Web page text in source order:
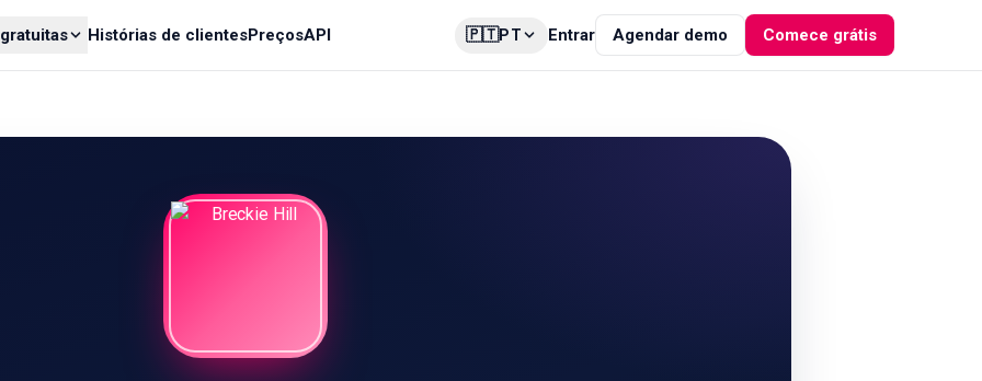
Histórias de clientesPreçosAPI 🇵🇹PT Entrar Agendar demo Comece grátis